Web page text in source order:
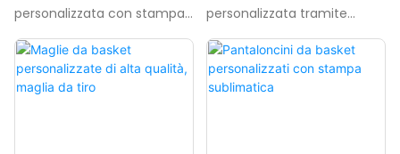
personalizzata con stampa
sublimatica è una divisa da
basket personalizzata
creata utilizzando un
personalizzata tramite
stampa a sublimazione è
una divisa sportiva
personalizzata creata